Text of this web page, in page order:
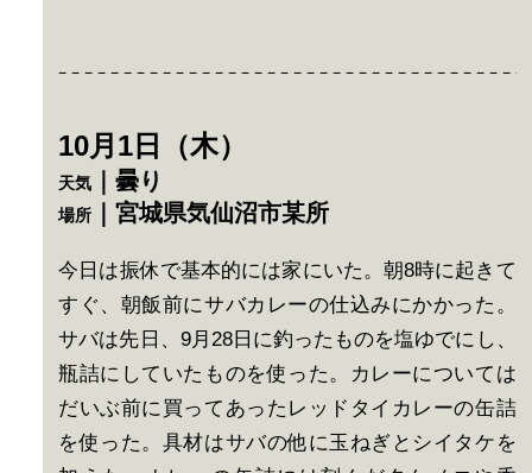
10月1日（木）
天気 ｜曇り
場所 ｜宮城県気仙沼市某所
今日は振休で基本的には家にいた。朝8時に起きて
すぐ、朝飯前にサバカレーの仕込みにかかった。
サバは先日、9月28日に釣ったものを塩ゆでにし、
瓶詰にしていたものを使った。カレーについては
だいぶ前に買ってあったレッドタイカレーの缶詰
を使った。具材はサバの他に玉ねぎとシイタケを